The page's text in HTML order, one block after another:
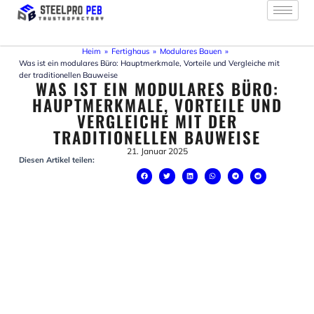
Zum
springen
Heim » Fertighaus » Modulares Bauen »
Was ist ein modulares Büro: Hauptmerkmale, Vorteile und Vergleiche mit
der traditionellen Bauweise
WAS IST EIN MODULARES BÜRO:
HAUPTMERKMALE, VORTEILE UND
VERGLEICHE MIT DER
TRADITIONELLEN BAUWEISE
21. Januar 2025
Diesen Artikel teilen: